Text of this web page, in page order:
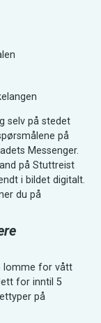
selv på stedet
på
Messenger.
på Stuttreist
i bildet digitalt.
du på
lomme for vått
for inntil 5
på